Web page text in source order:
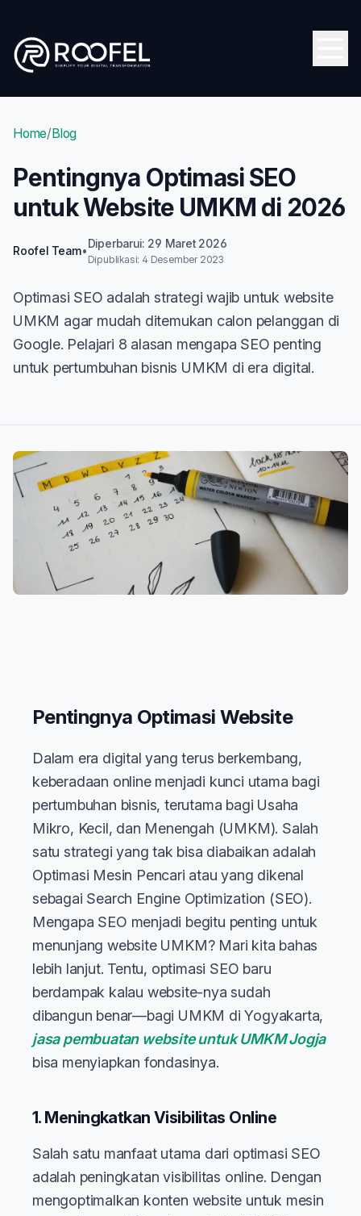
Home/Blog
Pentingnya Optimasi SEO
untuk Website UMKM di 2026
Roofel Team•
Diperbarui: 29 Maret 2026
Dipublikasi: 4 Desember 2023
Optimasi SEO adalah strategi wajib untuk website
UMKM agar mudah ditemukan calon pelanggan di
Google. Pelajari 8 alasan mengapa SEO penting
untuk pertumbuhan bisnis UMKM di era digital.
Pentingnya Optimasi Website
Dalam era digital yang terus berkembang,
keberadaan online menjadi kunci utama bagi
pertumbuhan bisnis, terutama bagi Usaha
Mikro, Kecil, dan Menengah (UMKM). Salah
satu strategi yang tak bisa diabaikan adalah
Optimasi Mesin Pencari atau yang dikenal
sebagai Search Engine Optimization (SEO).
Mengapa SEO menjadi begitu penting untuk
menunjang website UMKM? Mari kita bahas
lebih lanjut. Tentu, optimasi SEO baru
berdampak kalau website-nya sudah
dibangun benar—bagi UMKM di Yogyakarta,
jasa pembuatan website untuk UMKM Jogja
bisa menyiapkan fondasinya.
1. Meningkatkan Visibilitas Online
Salah satu manfaat utama dari optimasi SEO
adalah peningkatan visibilitas online. Dengan
mengoptimalkan konten website untuk mesin